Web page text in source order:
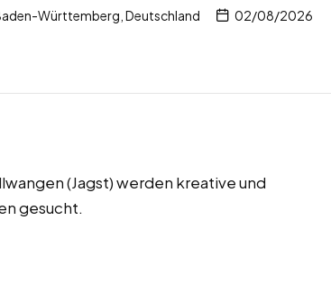
Württemberg, Deutschland 02/08/2026
(Jagst) werden kreative und
gesucht.